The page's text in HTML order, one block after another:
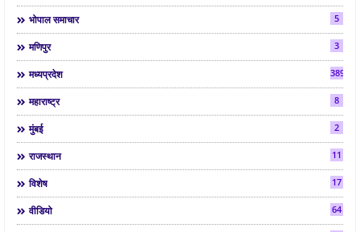
भोपाल समाचार 5
मणिपुर 3
मध्यप्रदेश 3892
महाराष्ट्र 8
मुंबई 2
राजस्थान 11
विशेष 17
वीडियो 64